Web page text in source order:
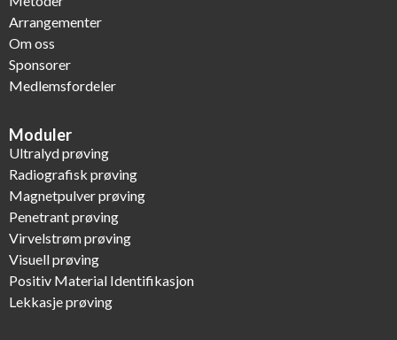
Arrangementer
Om oss
Sponsorer
Medlemsfordeler
Moduler
Ultralyd prøving
Radiografisk prøving
Magnetpulver prøving
Penetrant prøving
Virvelstrøm prøving
Visuell prøving
Positiv Material Identifikasjon
Lekkasje prøving